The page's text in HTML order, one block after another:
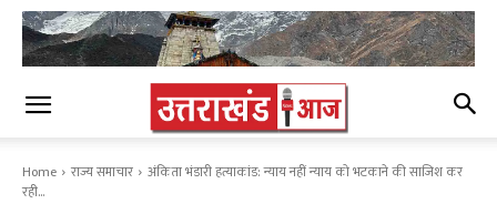
Home राज्य समाचार
अंकिता भंडारी हत्याकांड: न्याय नहीं न्याय को भटकाने की साजिश कर
रही...